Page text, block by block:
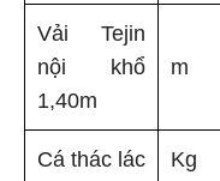
Vải Tejin
nội khổ
1,40m
m
Cá thác lác Kg